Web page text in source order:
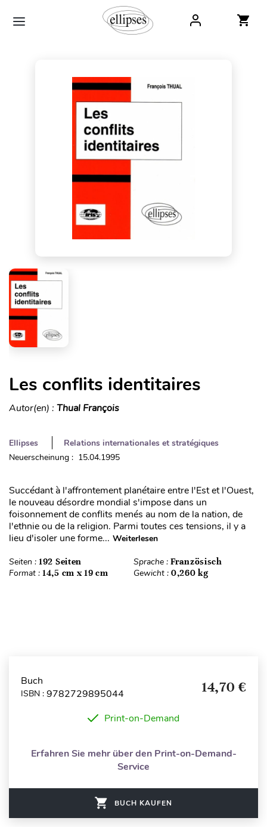
Les conflits identitaires
Autor(en) : Thual François
Ellipses
Relations internationales et stratégiques
Neuerscheinung : 15.04.1995
Succédant à l'affrontement planétaire entre l'Est et l'Ouest,
le nouveau désordre mondial s'impose dans un
foisonnement de conflits menés au nom de la nation, de
l'ethnie ou de la religion. Parmi toutes ces tensions, il y a
lieu d'isoler une forme... Weiterlesen
Seiten : 192 Seiten Sprache : Französisch
Format : 14,5 cm x 19 cm Gewicht : 0,260 kg
Buch
ISBN : 9782729895044 14,70 €
Print-on-Demand
Erfahren Sie mehr über den Print-on-Demand-
Service
BUCH KAUFEN